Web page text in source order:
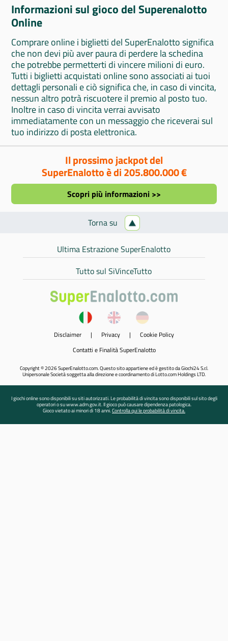
Informazioni sul gioco del Superenalotto
Online
Comprare online i biglietti del SuperEnalotto significa
che non devi più aver paura di perdere la schedina
che potrebbe permetterti di vincere milioni di euro.
Tutti i biglietti acquistati online sono associati ai tuoi
dettagli personali e ciò significa che, in caso di vincita,
nessun altro potrà riscuotere il premio al posto tuo.
Inoltre in caso di vincita verrai avvisato
immediatamente con un messaggio che riceverai sul
tuo indirizzo di posta elettronica.
Il prossimo jackpot del
SuperEnalotto è di 205.800.000 €
Scopri più informazioni >>
Torna su
Ultima Estrazione SuperEnalotto
Tutto sul SiVinceTutto
Disclaimer | Privacy | Cookie Policy
Contatti e Finalità SuperEnalotto
Copyright © 2026 SuperEnalotto.com. Questo sito appartiene ed è gestito da Giochi24 S.r.l.
Unipersonale Società soggetta alla direzione e coordinamento di Lotto.com Holdings LTD.
I giochi online sono disponibili su siti autorizzati. Le probabilità di vincita sono disponibili sul sito degli
operatori o su www.adm.gov.it. Il gioco può causare dipendenza patologica.
Gioco vietato ai minori di 18 anni.Controlla qui le probabilità di vincita.